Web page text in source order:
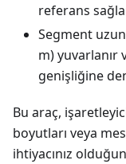
referans
Segment
m) yuvarlanır
genişliğine
Bu araç,
boyutları veya
ihtiyacınız